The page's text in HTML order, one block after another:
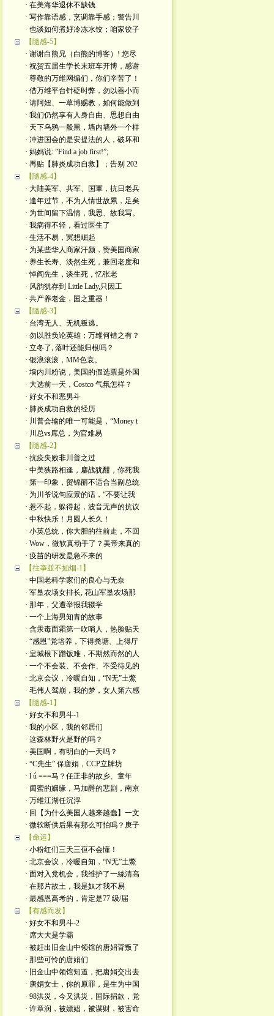
· 在美海华退休不缺钱
· 写作靠语感，烹调靠手感；警告川
· 也谈如何煮好冷冻水饺；咱家饺子
【隨感-5】
· 谢谢白熊兄（白熊的博客）! 您尽
· 祝贺五届生学长末班车开博，感谢
· 尊敬的万维网编们，你们辛苦了！
· 借万维平台针砭时弊，勿以善小而
· 请阿妞、一草博赐教，如何能做到
· 我们仍然享有人身自由、思想自由
· 天下乌鸦一般黑，墙内墙外一个样
· 冲进国会的是安提法的人，破坏和
· 妈妈说: ”Find a job first!”;
· 再贴【肺炎成功自救】；告别 202
【隨感-4】
· 大陆美军、共军、国軍，抗日老兵
· 逢年过节，不为人情世故累，足矣
· 为世间留下温情，我思、故我写。
· 我病得不轻，看过医生了
· 生活不易，冥想崛起
· 为某些华人商家汗颜，赞美国商家
· 养生长寿、淡然生死，兼回老度和
· 悼阎先生，谈生死，忆张老
· 风韵犹存到 Little Lady,只因工
· 共产养老金，国之重器！
【隨感-3】
· 台湾无人、无机叛逃。
· 勿以胜负论英雄；万维何错之有？
· 立冬了, 落叶还能归根吗？
· 银浪滚滚，MM色衰。
· 墙内川粉说，美国的假选票是外国
· 大选前一天，Costco 气氛怎样？
· 好女不和恶男斗
· 肺炎成功自救的经历
· 川普会输的唯一可能是，“Money t
· 川总vs席总，为官难易
【隨感-2】
· 抗疫失败非川普之过
· 中美狭路相逢，鏖战犹酣，你死我
· 第一印象，贺锦丽不适合当副总统
· 为川爷说句应景的话，“不要让我
· 惹不起，躲得起，波音无声的抗议
· 中秋快乐！月圆人长久！
· 小英总统，你大胆的往前走，不回
· Wow，微软真动手了？美帝来真的
· 疫苗的研发是急不来的
【往亊並不如烟-1】
· 中国老科学家们的良心与无奈
· 军垦农场女排长, 花山军垦农场那
· 那年，父遭举报我辍学
· 一个上海男知青的故事
· 含汞毒面霜第一吹哨人，热脸贴天
· “感恩”党培养，下得粪塘、上得厅
· 皇城根下蹭饭难，不期然而然的人
· 一个不会装、不会作、不受待见的
· 北京会议，冷暖自知，“N无”土鱉
· 毛伟人驾崩，我的梦，女人第六感
【隨感-1】
· 好女不和男斗-1
· 我的小区，我的邻居们
· 这森林野火是​野的吗？
· 美国啊，有明白的一天吗？
· “C先生” 保唐娟，CCP立牌坊
· l ǘ ===马？任正非的故乡、童年
· 闺蜜的姻缘，马加爵的悲剧，南京
· 万维江湖任沉浮
· 回【为什么美国人越来越蠢】一文
· 微软断供后果有那么可怕吗？庚子
【命运】
· 小粉红们三天三亱不会懂！
· 北京会议，冷暖自知，“N无”土鱉
· 面对入党机会，我维护了一絲清高
· 在那片故土，我是奴才我不易
· 最感恩高考的，肯定是77 级/届
【有感而发】
· 好女不和男斗-2
· 席大大是学霸
· 被赶出旧金山中领馆的唐娟背叛了
· 那些可怜的唐娟们
· 旧金山中领馆知道，把唐娟交出去
· 唐娟女士，你的原罪，是生为中国
· 98洪災，今又洪災，国际捐款，党
· 许章润，被嫖娼，被谋财，被害命